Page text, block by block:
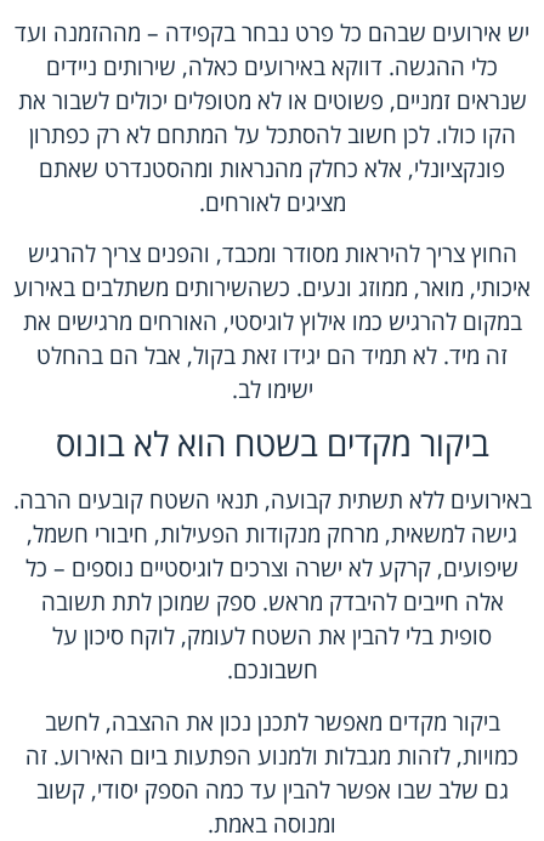
יש אירועים שבהם כל פרט נבחרבקפידה – מההזמנה ועד
כלי ההגשה. דווקא באירועים כאלה, שירותים ניידים
שנראים זמניים, פשוטים או לא מטופלים יכולים לשבור את
הקו כולו. לכן חשוב להסתכל על המתחם לא רק כפתרון
פונקציונלי, אלא כחלק מהנראות ומהסטנדרט שאתם
מציגים לאורחים.
החוץ צריך להיראות מסודר ומכבד, והפנים צריך להרגיש
איכותי, מואר, ממוזג ונעים. כשהשירותים משתלבים באירוע
במקום להרגיש כמו אילוץ לוגיסטי, האורחים מרגישים את
זה מיד. לא תמיד הם יגידו זאת בקול, אבל הם בהחלט
ישימו לב.
ביקור מקדים בשטח הוא לא בונוס
באירועים ללא תשתית קבועה, תנאי השטח קובעים הרבה.
גישה למשאית, מרחק מנקודות הפעילות, חיבורי חשמל,
שיפועים, קרקע לא ישרה וצרכים לוגיסטיים נוספים – כל
אלה חייבים להיבדק מראש. ספק שמוכן לתת תשובה
סופית בלי להבין את השטח לעומק, לוקח סיכון על
חשבונכם.
ביקור מקדים מאפשר לתכנן נכון את ההצבה, לחשב
כמויות, לזהות מגבלות ולמנוע הפתעות ביום האירוע. זה
גם שלב שבו אפשר להבין עד כמה הספק יסודי, קשוב
ומנוסה באמת.